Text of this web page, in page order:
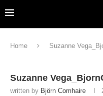
Home Suzanne
Suzanne
written by Björn Comhaire